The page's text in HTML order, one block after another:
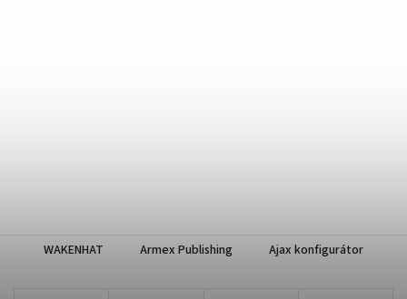
WAKENHAT Armex Publishing Ajax konfigurátor